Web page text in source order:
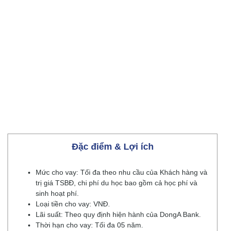
Đặc điểm & Lợi ích
Mức cho vay: Tối đa theo nhu cầu của Khách hàng và
trị giá TSBĐ, chi phí du học bao gồm cả học phí và
sinh hoạt phí.
Loại tiền cho vay: VNĐ.
Lãi suất: Theo quy định hiện hành của DongA Bank.
Thời hạn cho vay: Tối đa 05 năm.